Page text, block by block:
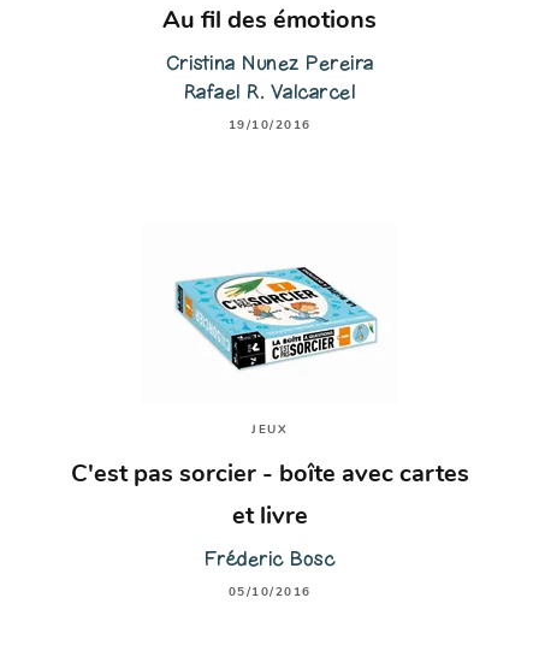
Au fil des émotions
Cristina Nunez Pereira
Rafael R. Valcarcel
19/10/2016
JEUX
C'est pas sorcier - boîte avec cartes
et livre
Fréderic Bosc
05/10/2016